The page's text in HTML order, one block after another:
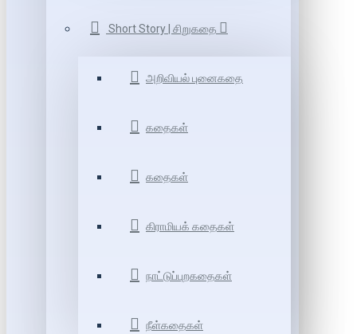
Short Story | சிறுகதை
அறிவியல் புனைகதை
கதைகள்
கதைகள்
கிராமியக் கதைகள்
நாட்டுப்புறகதைகள்
நீள்கதைகள்